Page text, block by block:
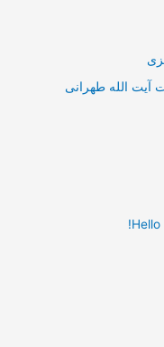
الله طهرانی
Hello